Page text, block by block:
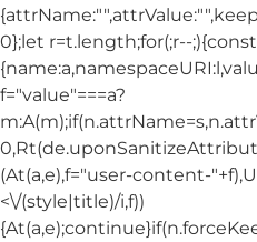
0};let r=t.length;for(;r--
f="value"===a?
(At(a,e),f="user-content-
<\/(style|title)/i,f))